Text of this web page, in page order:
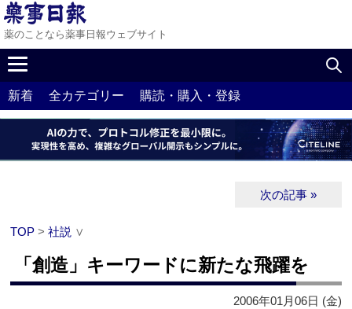
薬のことなら薬事日報ウェブサイト
新着 全カテゴリー 購読・購入・登録
次の記事 »
TOP >社説 ∨
「創造」キーワードに新たな飛躍を
2006年01月06日 (金)